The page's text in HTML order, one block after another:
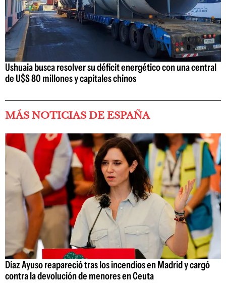
Ushuaia busca resolver su déficit energético con una central
de U$S 80 millones y capitales chinos
MÁS NOTICIAS DE ESPAÑA
Díaz Ayuso reapareció tras los incendios en Madrid y cargó
contra la devolución de menores en Ceuta